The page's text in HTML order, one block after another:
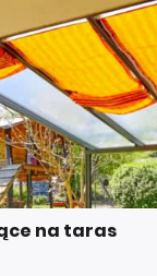
na taras